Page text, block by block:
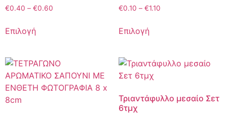
€0.40 – €0.60
Επιλογή
€0.10 – €1.10
Επιλογή
Τριαντάφυλλο μεσαίο Σετ
6τμχ